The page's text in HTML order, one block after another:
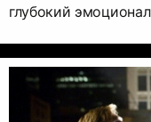
глубокий